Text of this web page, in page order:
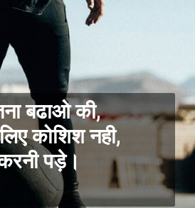
बढाओ की,
कोशिश नही,
पड़े।